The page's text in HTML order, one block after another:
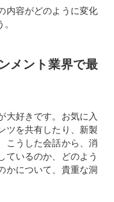
内容がどのように変化
メント業界で最
大好きです。お気に入
ツを共有したり、新製
こうした会話から、消
ているのか、どのよう
かについて、貴重な洞